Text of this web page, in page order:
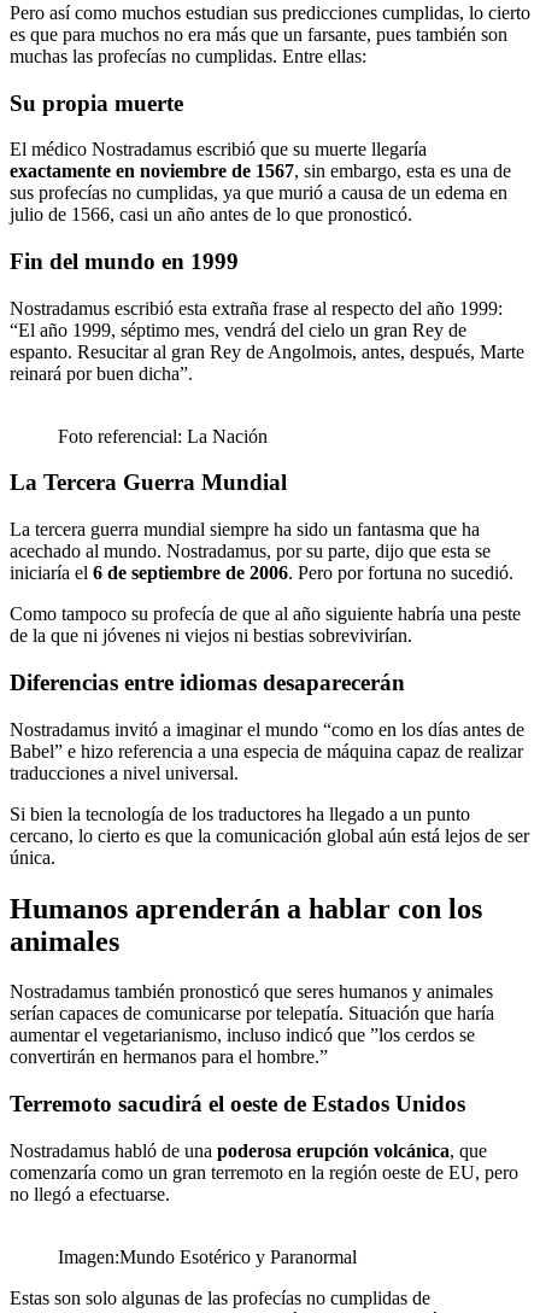
Pero así como muchos estudian sus predicciones cumplidas, lo cierto
es que para muchos no era más que un farsante, pues también son
muchas las profecías no cumplidas. Entre ellas:
Su propia muerte
El médico Nostradamus escribió que su muerte llegaría
exactamente en noviembre de 1567, sin embargo, esta es una de
sus profecías no cumplidas, ya que murió a causa de un edema en
julio de 1566, casi un año antes de lo que pronosticó.
Fin del mundo en 1999
Nostradamus escribió esta extraña frase al respecto del año 1999:
“El año 1999, séptimo mes, vendrá del cielo un gran Rey de
espanto. Resucitar al gran Rey de Angolmois, antes, después, Marte
reinará por buen dicha”.
Foto referencial: La Nación
La Tercera Guerra Mundial
La tercera guerra mundial siempre ha sido un fantasma que ha
acechado al mundo. Nostradamus, por su parte, dijo que esta se
iniciaría el 6 de septiembre de 2006. Pero por fortuna no sucedió.
Como tampoco su profecía de que al año siguiente habría una peste
de la que ni jóvenes ni viejos ni bestias sobrevivirían.
Diferencias entre idiomas desaparecerán
Nostradamus invitó a imaginar el mundo “como en los días antes de
Babel” e hizo referencia a una especia de máquina capaz de realizar
traducciones a nivel universal.
Si bien la tecnología de los traductores ha llegado a un punto
cercano, lo cierto es que la comunicación global aún está lejos de ser
única.
Humanos aprenderán a hablar con los
animales
Nostradamus también pronosticó que seres humanos y animales
serían capaces de comunicarse por telepatía. Situación que haría
aumentar el vegetarianismo, incluso indicó que ”los cerdos se
convertirán en hermanos para el hombre.”
Terremoto sacudirá el oeste de Estados Unidos
Nostradamus habló de una poderosa erupción volcánica, que
comenzaría como un gran terremoto en la región oeste de EU, pero
no llegó a efectuarse.
Imagen:Mundo Esotérico y Paranormal
Estas son solo algunas de las profecías no cumplidas de